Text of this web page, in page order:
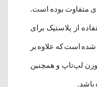
متفاوت بوده است.
از پلاستیک برای
است که علاوه بر
لپ‌تاپ و همچنین
باشد.